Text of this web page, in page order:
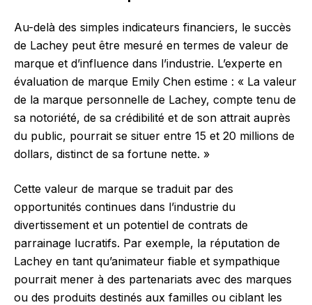
Au-delà des simples indicateurs financiers, le succès
de Lachey peut être mesuré en termes de valeur de
marque et d’influence dans l’industrie. L’experte en
évaluation de marque Emily Chen estime : « La valeur
de la marque personnelle de Lachey, compte tenu de
sa notoriété, de sa crédibilité et de son attrait auprès
du public, pourrait se situer entre 15 et 20 millions de
dollars, distinct de sa fortune nette. »
Cette valeur de marque se traduit par des
opportunités continues dans l’industrie du
divertissement et un potentiel de contrats de
parrainage lucratifs. Par exemple, la réputation de
Lachey en tant qu’animateur fiable et sympathique
pourrait mener à des partenariats avec des marques
ou des produits destinés aux familles ou ciblant les